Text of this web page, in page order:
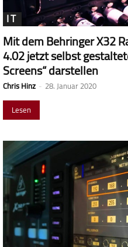
IT
Mit dem Behringer X32
4.02 jetzt selbst
Screens“ darstellen
Chris Hinz - 28. Januar 2020
Lesen